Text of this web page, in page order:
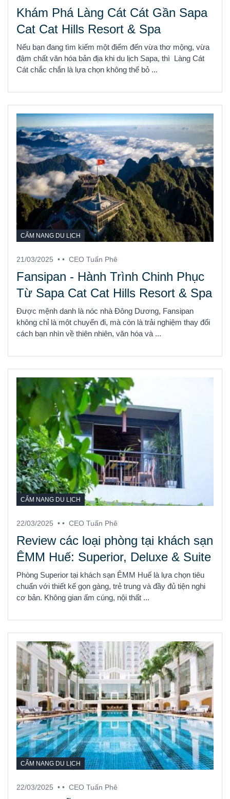
Khám Phá Làng Cát Cát Gần Sapa
Cat Cat Hills Resort & Spa
Nếu bạn đang tìm kiếm một điểm đến vừa thơ mộng, vừa
đậm chất văn hóa bản địa khi du lịch Sapa, thì Làng Cát
Cát chắc chắn là lựa chọn không thể bỏ ...
CẨM NANG DU LỊCH
21/03/2025 • • CEO Tuấn Phê
Fansipan - Hành Trình Chinh Phục
Từ Sapa Cat Cat Hills Resort & Spa
Được mệnh danh là nóc nhà Đông Dương, Fansipan
không chỉ là một chuyến đi, mà còn là trải nghiệm thay đổi
cách bạn nhìn về thiên nhiên, văn hóa và ...
CẨM NANG DU LỊCH
22/03/2025 • • CEO Tuấn Phê
Review các loại phòng tại khách sạn
ÊMM Huế: Superior, Deluxe & Suite
Phòng Superior tại khách sạn ÊMM Huế là lựa chọn tiêu
chuẩn với thiết kế gọn gàng, trẻ trung và đầy đủ tiện nghi
cơ bản. Không gian ấm cúng, nội thất ...
CẨM NANG DU LỊCH
22/03/2025 • • CEO Tuấn Phê